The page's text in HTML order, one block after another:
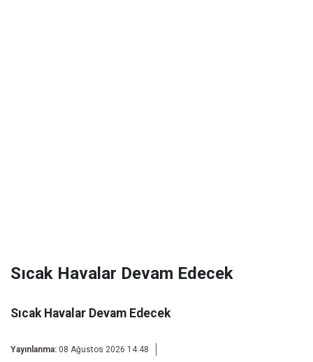
Sıcak Havalar Devam Edecek
Sıcak Havalar Devam Edecek
Yayınlanma: 08 Ağustos 2026 14:48